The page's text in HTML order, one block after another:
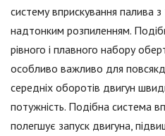
систему вприскування палива
надтонким розпиленням.
рівного і плавного набору
особливо важливо для
середніх оборотів двигун
потужність. Подібна система
полегшує запуск двигуна,